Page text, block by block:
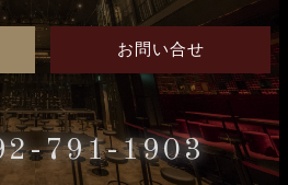
お問い合せ
791-1903